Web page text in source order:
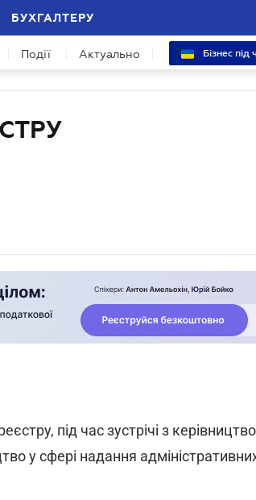
БУХГАЛТЕРУ
Події Актуально Бізнес під
під час зустрічі з
у сфері надання